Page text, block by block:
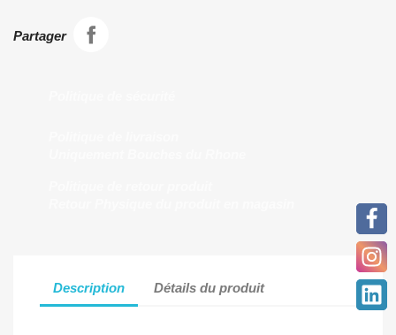
Partager
Description Détails du produit